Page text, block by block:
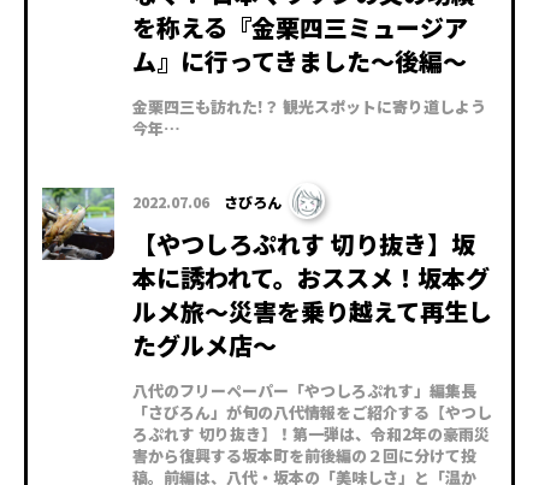
を称える『金栗四三ミュージア
ム』に行ってきました〜後編〜
金栗四三も訪れた!？ 観光スポットに寄り道しよう
今年…
2022.07.06 さびろん
【やつしろぷれす 切り抜き】坂
本に誘われて。おススメ！坂本グ
ルメ旅～災害を乗り越えて再生し
たグルメ店～
八代のフリーペーパー「やつしろぷれす」編集長
「さびろん」が旬の八代情報をご紹介する【やつし
ろぷれす 切り抜き】！第一弾は、令和2年の豪雨災
害から復興する坂本町を前後編の２回に分けて投
稿。前編は、八代・坂本の「美味しさ」と「温か